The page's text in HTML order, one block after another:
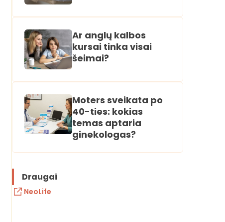
Ar anglų kalbos
kursai tinka visai
šeimai?
Moters sveikata po
40-ties: kokias
temas aptaria
ginekologas?
Draugai
NeoLife